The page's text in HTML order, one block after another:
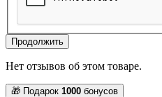
Продолжить
Нет отзывов об этом товаре.
🎁 Подарок 1000 бонусов